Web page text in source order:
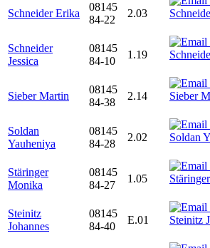
Schneider Erika
08145
84-22
2.03
Schneider
Jessica
08145
84-10
1.19
Sieber Martin
08145
84-38
2.14
Soldan
Yauheniya
08145
84-28
2.02
Stäringer
Monika
08145
84-27
1.05
Steinitz
Johannes
08145
84-40
E.01